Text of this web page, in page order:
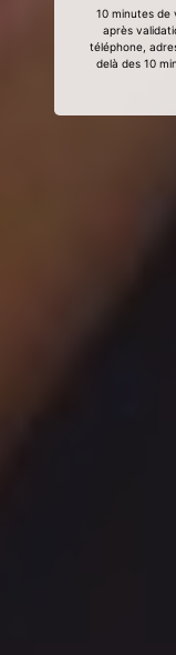
10 minutes de
après
téléphone,
delà des 10